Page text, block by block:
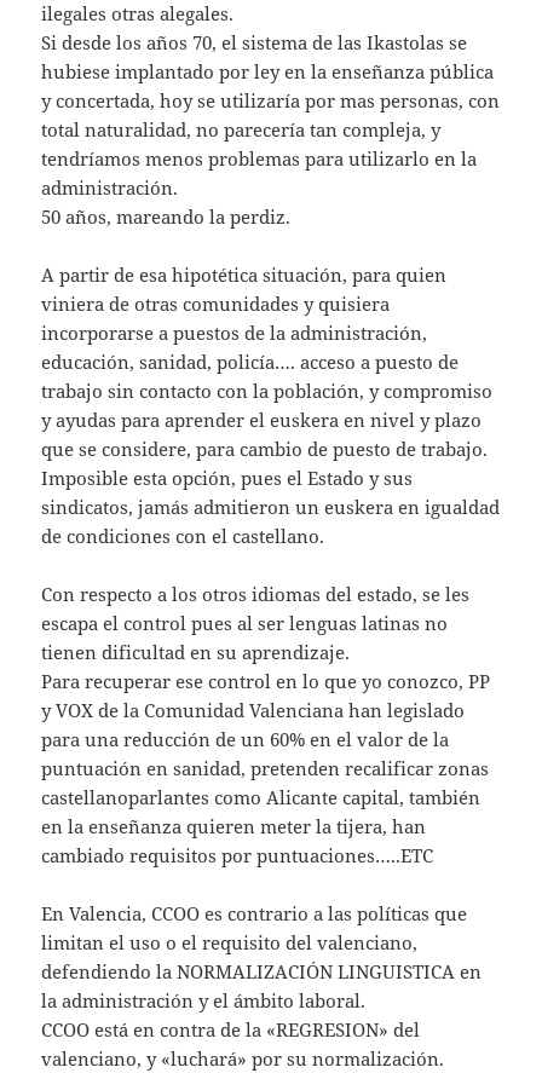
ilegales otras alegales.
Si desde los años 70, el sistema de las Ikastolas se
hubiese implantado por ley en la enseñanza pública
y concertada, hoy se utilizaría por mas personas, con
total naturalidad, no parecería tan compleja, y
tendríamos menos problemas para utilizarlo en la
administración.
50 años, mareando la perdiz.
A partir de esa hipotética situación, para quien
viniera de otras comunidades y quisiera
incorporarse a puestos de la administración,
educación, sanidad, policía…. acceso a puesto de
trabajo sin contacto con la población, y compromiso
y ayudas para aprender el euskera en nivel y plazo
que se considere, para cambio de puesto de trabajo.
Imposible esta opción, pues el Estado y sus
sindicatos, jamás admitieron un euskera en igualdad
de condiciones con el castellano.
Con respecto a los otros idiomas del estado, se les
escapa el control pues al ser lenguas latinas no
tienen dificultad en su aprendizaje.
Para recuperar ese control en lo que yo conozco, PP
y VOX de la Comunidad Valenciana han legislado
para una reducción de un 60% en el valor de la
puntuación en sanidad, pretenden recalificar zonas
castellanoparlantes como Alicante capital, también
en la enseñanza quieren meter la tijera, han
cambiado requisitos por puntuaciones…..ETC
En Valencia, CCOO es contrario a las políticas que
limitan el uso o el requisito del valenciano,
defendiendo la NORMALIZACIÓN LINGUISTICA en
la administración y el ámbito laboral.
CCOO está en contra de la «REGRESION» del
valenciano, y «luchará» por su normalización.